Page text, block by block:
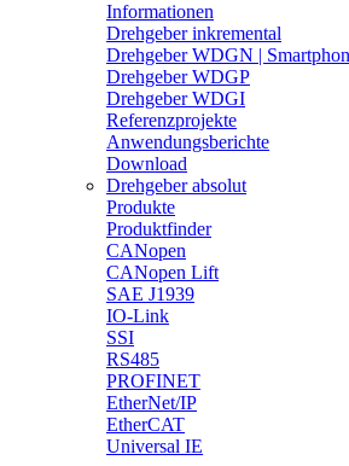
Informationen
Drehgeber inkremental
Drehgeber WDGN |
Drehgeber WDGP
Drehgeber WDGI
Referenzprojekte
Anwendungsberichte
Download
Drehgeber absolut
Produkte
Produktfinder
CANopen
CANopen Lift
SAE J1939
IO-Link
SSI
RS485
PROFINET
EtherNet/IP
EtherCAT
Universal IE